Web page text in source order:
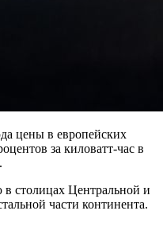
цены в европейских
за киловатт-час в
столицах Центральной и
части континента.